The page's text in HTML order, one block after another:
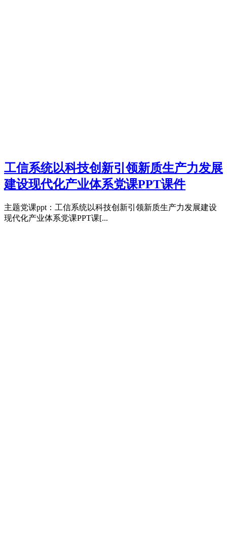
工信系统以科技创新引领新质生产力发展
建设现代化产业体系党课PPT课件
主题党课ppt：工信系统以科技创新引领新质生产力发展建设
现代化产业体系党课PPT课[...